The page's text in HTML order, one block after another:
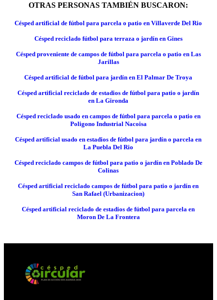
OTRAS PERSONAS TAMBIÉN BUSCARON:
Césped artificial de fútbol para parcela o patio en Villaverde Del Rio
Césped reciclado fútbol para terraza o jardín en Gines
Césped proveniente de campos de fútbol para parcela o patio en Las
Jarillas
Césped artificial de fútbol para jardín en El Palmar De Troya
Césped artificial reciclado de estadios de fútbol para patio o jardín
en La Gironda
Césped reciclado usado en campos de fútbol para parcela o patio en
Poligono Industrial Nacoisa
Césped artificial usado en estadios de fútbol para jardín o parcela en
La Puebla Del Rio
Césped reciclado campos de fútbol para patio o jardín en Poblado De
Colinas
Césped artificial reciclado campos de fútbol para patio o jardín en
San Rafael (Urbanizacion)
Césped artificial reciclado de estadios de fútbol para parcela en
Moron De La Frontera